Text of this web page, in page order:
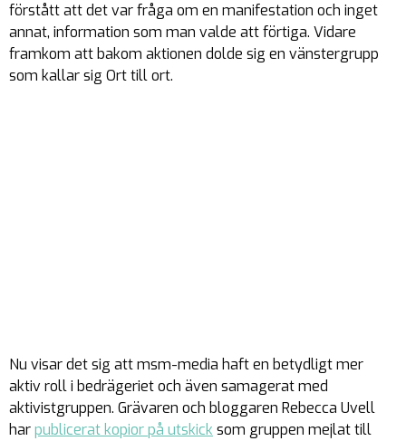
förstått att det var fråga om en manifestation och inget
annat, information som man valde att förtiga. Vidare
framkom att bakom aktionen dolde sig en vänstergrupp
som kallar sig Ort till ort.
Nu visar det sig att msm-media haft en betydligt mer
aktiv roll i bedrägeriet och även samagerat med
aktivistgruppen. Grävaren och bloggaren Rebecca Uvell
harpublicerat kopior på utskick som gruppen mejlat till